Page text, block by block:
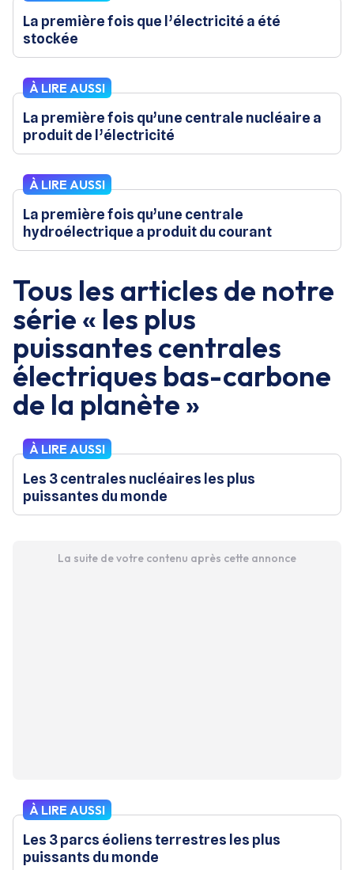
La première fois que l’électricité a été
stockée
À LIRE AUSSI
La première fois qu’une centrale nucléaire a
produit de l’électricité
À LIRE AUSSI
La première fois qu’une centrale
hydroélectrique a produit du courant
Tous les articles de notre
série « les plus
puissantes centrales
électriques bas-carbone
de la planète »
À LIRE AUSSI
Les 3 centrales nucléaires les plus
puissantes du monde
La suite de votre contenu après cette annonce
À LIRE AUSSI
Les 3 parcs éoliens terrestres les plus
puissants du monde